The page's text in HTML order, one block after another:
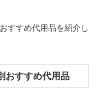
すすめ代用品を紹介し
おすすめ代用品